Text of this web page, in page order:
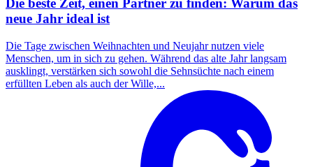
Die beste Zeit, einen Partner zu finden: Warum das
neue Jahr ideal ist
Die Tage zwischen Weihnachten und Neujahr nutzen viele
Menschen, um in sich zu gehen. Während das alte Jahr langsam
ausklingt, verstärken sich sowohl die Sehnsüchte nach einem
erfüllten Leben als auch der Wille,...